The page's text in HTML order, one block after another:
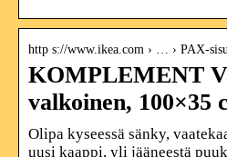
http s://www.ikea.com › … › PAX-
KOMPLEMENT
valkoinen, 100×35
Olipa kyseessä sänky,
uusi kaappi, yli jääneestä